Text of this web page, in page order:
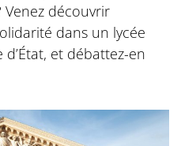
découvrir
dans un lycée
et débattez-en